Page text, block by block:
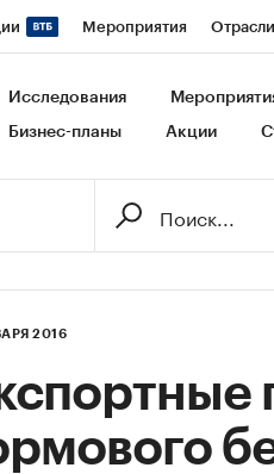
Мероприятия Отрасли
Франшизы Газета
Исследования
Бизнес-планы Акции
2016